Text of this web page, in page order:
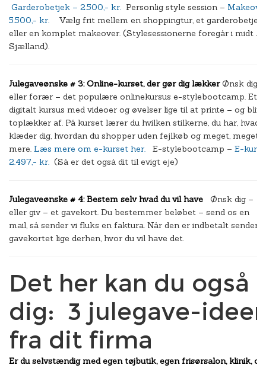
Garderobetjek – 2.500,- kr. Personlig style session –
5.500,- kr.
Vælg frit mellem en shoppingtur, et garderobetjek
eller en komplet makeover. (Stylesessionerne foregår i midt
Sjælland).
Julegaveønske # 3: Online-kurset, der gør dig lækkerØnsk dig –
eller forær – det populære onlinekursus e-stylebootcamp. Et
digitalt kursus med videoer og øvelser lige til at printe – og blive
toplækker af. På kurset lærer du hvilken stilkerne, du har, hvad
klæder dig, hvordan du shopper uden fejlkøb og meget, meget
mere. Læs mere om e-kurset her. E-stylebootcamp – E-
2.497,- kr. (Så er det også dit til evigt eje)
Julegaveønske # 4: Bestem selv hvad du vil have Ønsk dig –
eller giv – et gavekort. Du bestemmer beløbet – send os en
mail, så sender vi fluks en faktura. Når den er indbetalt sender
gavekortet lige derhen, hvor du vil have det.
Det her kan du også
dig: 3 julegave-
fra dit firma
Er du selvstændig med egen tøjbutik, egen frisørsalon, klinik,